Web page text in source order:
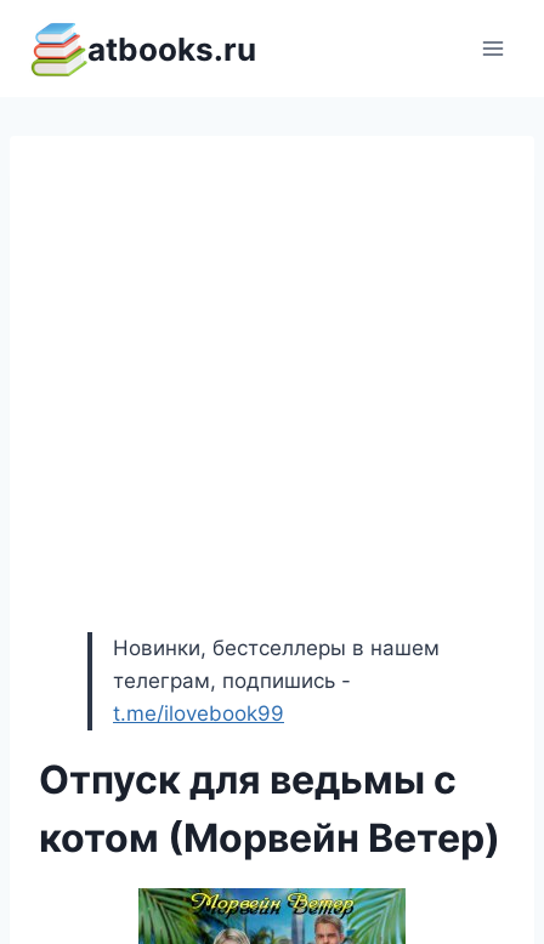
содержимому
atbooks.ru
Новинки, бестселлеры в нашем
телеграм, подпишись -
t.me/ilovebook99
Отпуск для ведьмы с
котом (Морвейн Ветер)